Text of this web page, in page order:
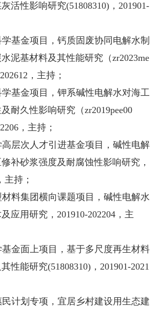
活性影响研究(51808310)，201901-
基金项目，钙质固废协同电解水制
泥基材料及其性能研究（zr2023me
，主持；
基金项目，钾系碱性电解水对海工
耐久性影响研究（zr2019pee00
，主持；
层次人才引进基金项目，碱性电解
补砂浆强度及耐腐蚀性影响研究，
主持；
料集团横向课题项目，碱性电解水
应用研究，201910-202204，主
金面上项目，基于多尺度再生材料
性能研究(51808310)，201901-2021
计划专项，宜居乡村建设用生态建